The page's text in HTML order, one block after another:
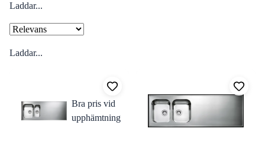
Laddar...
Laddar...
Bra pris vid
upphämtning